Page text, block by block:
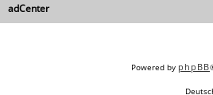
adCenter
Powered by phpBB